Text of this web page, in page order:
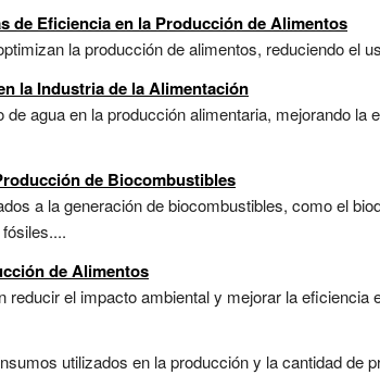
de Eficiencia en la Producción de Alimentos
la producción de alimentos, reduciendo el
la Industria de la Alimentación
agua en la producción alimentaria, mejorando
de Biocombustibles
a la generación de biocombustibles, como el
de Alimentos
reducir el impacto ambiental y mejorar la eficiencia
utilizados en la producción y la cantidad de